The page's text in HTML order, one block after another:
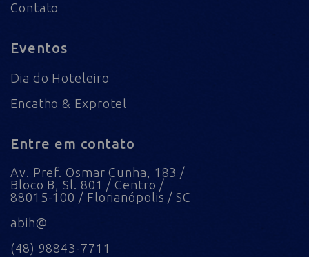
Contato
Eventos
Dia do Hoteleiro
Encatho & Exprotel
Entre em contato
Av. Pref. Osmar Cunha, 183 /
Bloco B, Sl. 801 / Centro /
88015-100 / Florianópolis / SC
abih@
(48) 98843-7711